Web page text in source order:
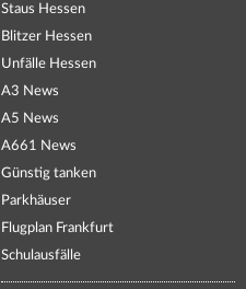
Staus Hessen
Blitzer Hessen
Unfälle Hessen
A3 News
A5 News
A661 News
Günstig tanken
Parkhäuser
Flugplan Frankfurt
Schulausfälle